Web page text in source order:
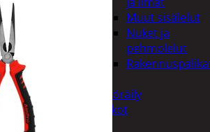
Muut sisälelut
Nuket ja
pehmolelut
Polkupyöräily
Lukot